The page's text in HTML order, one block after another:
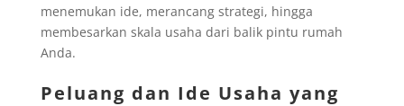
menemukan ide, merancang strategi, hingga
membesarkan skala usaha dari balik pintu rumah
Anda.
Peluang dan Ide Usaha yang